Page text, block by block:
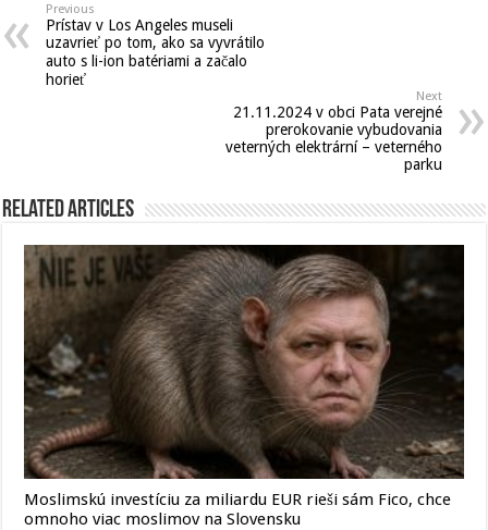
Previous
Prístav v Los Angeles museli
uzavrieť po tom, ako sa vyvrátilo
auto s li-ion batériami a začalo
horieť
Next
21.11.2024 v obci Pata verejné
prerokovanie vybudovania
veterných elektrární – veterného
parku
Related Articles
Moslimskú investíciu za miliardu EUR rieši sám Fico, chce
omnoho viac moslimov na Slovensku